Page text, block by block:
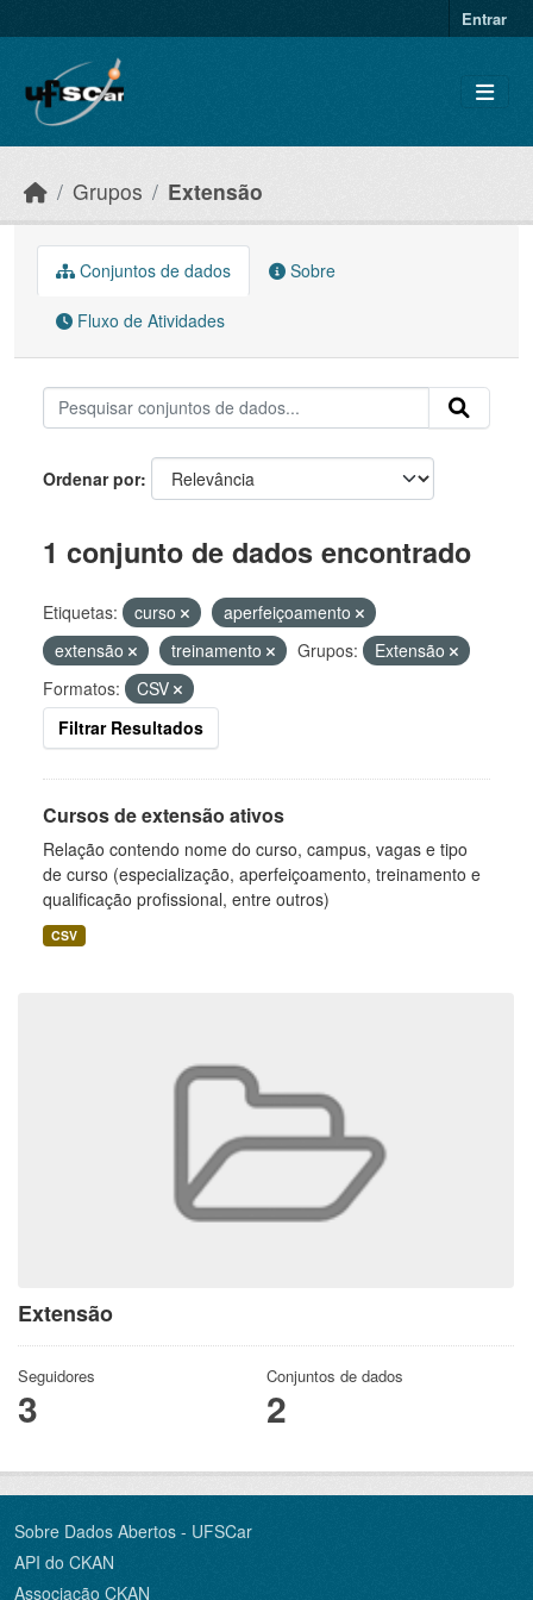
Entrar
Grupos Extensão
Extensão
Seguidores
3
Conjuntos de dados
2
Conjuntos de dados Sobre
Fluxo de Atividades
Ordenar por
1 conjunto de dados encontrado
Etiquetas: curso
aperfeiçoamento
extensão
treinamento Grupos:
Extensão
Formatos:
CSV
Filtrar Resultados
Cursos de extensão ativos
Relação contendo nome do curso, campus, vagas e tipo
de curso (especialização, aperfeiçoamento, treinamento e
qualificação profissional, entre outros)
CSV
Sobre Dados Abertos - UFSCar
API do CKAN
Associação CKAN